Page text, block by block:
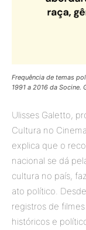
Frequência de temas
1991 a 2016 da Socine.
Ulisses Galetto,
Cultura no
explica que o
nacional se dá
cultura no país,
ato político.
registros de
históricos e